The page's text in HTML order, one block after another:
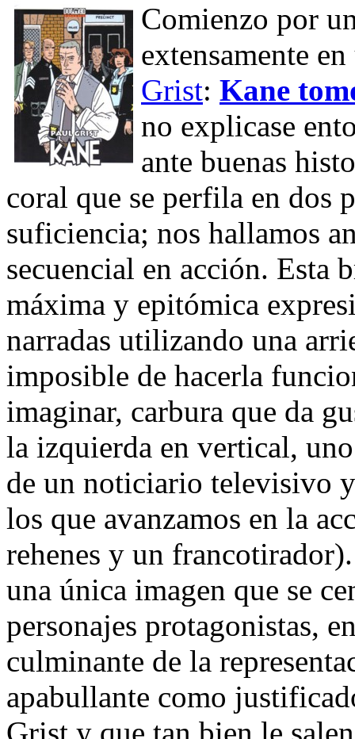
Comienzo por
extensamente
Grist: Kane
no explicase
ante buenas
coral que se perfila en dos
suficiencia; nos hallamos
secuencial en acción. Esta
máxima y epitómica
narradas utilizando una
imposible de hacerla
imaginar, carbura que da
la izquierda en vertical,
de un noticiario televisivo
los que avanzamos en la
rehenes y un
una única imagen que se
personajes protagonistas,
culminante de la
apabullante como
Grist y que tan bien le